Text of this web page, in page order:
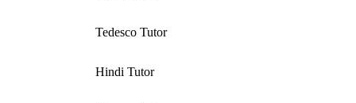
Tedesco Tutor
Hindi Tutor